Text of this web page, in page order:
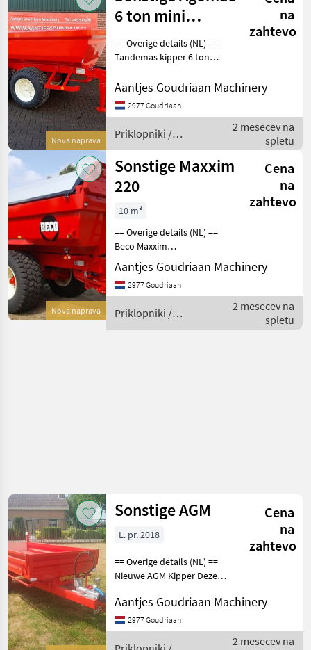
Nova naprava
6 ton mini
kipper
na
zahtevo
== Overige details (NL) ==
Tandemas kipper 6 ton
600 inwendig Solide bak
(4mm staalplaat)
Telescopische cilinder tot 7
Aantjes Goudriaan Machinery
2977 Goudriaan
Priklopniki /
Sonstige
2 mesecev na
spletu
Nova naprava
Sonstige Maxxim
220
Cena
na
zahtevo
10 m³
== Overige details (NL) ==
Beco Maxxim
220 kiepwagen Laadbak
4.750x2.300x900 mm,
laadvermogen van
gestuurd pendeltandem
luchtberemming mechan
Aantjes Goudriaan Machinery
2977 Goudriaan
Priklopniki /
Sonstige
2 mesecev na
spletu
Sonstige AGM
Cena
na
zahtevo
L. pr. 2018
== Overige details (NL) ==
Nieuwe AGM Kipper Deze
in verschillende
uitvoeringen leverbaar en
naar wens aanpasbaar.
Technische gegevens. -
Aantjes Goudriaan Machinery
2977 Goudriaan
2 mesecev na